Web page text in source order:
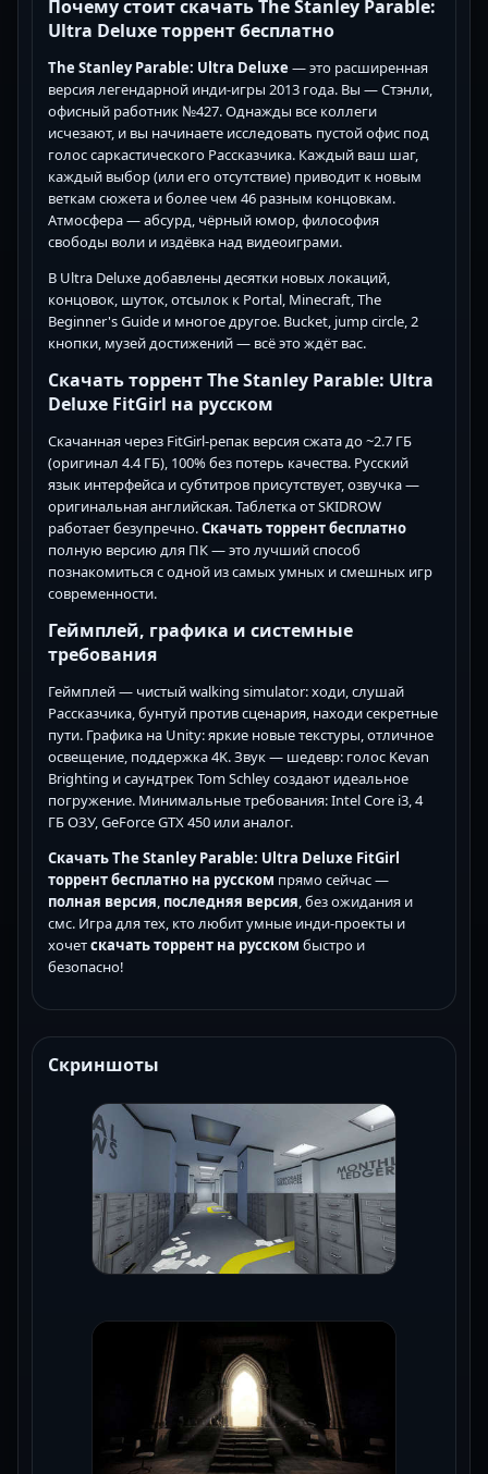
Почему стоит скачать The Stanley Parable:
Ultra Deluxe торрент бесплатно
The Stanley Parable: Ultra Deluxe — это расширенная
версия легендарной инди-игры 2013 года. Вы — Стэнли,
офисный работник №427. Однажды все коллеги
исчезают, и вы начинаете исследовать пустой офис под
голос саркастического Рассказчика. Каждый ваш шаг,
каждый выбор (или его отсутствие) приводит к новым
веткам сюжета и более чем 46 разным концовкам.
Атмосфера — абсурд, чёрный юмор, философия
свободы воли и издёвка над видеоиграми.
В Ultra Deluxe добавлены десятки новых локаций,
концовок, шуток, отсылок к Portal, Minecraft, The
Beginner's Guide и многое другое. Bucket, jump circle, 2
кнопки, музей достижений — всё это ждёт вас.
Скачать торрент The Stanley Parable: Ultra
Deluxe FitGirl на русском
Скачанная через FitGirl-репак версия сжата до ~2.7 ГБ
(оригинал 4.4 ГБ), 100% без потерь качества. Русский
язык интерфейса и субтитров присутствует, озвучка —
оригинальная английская. Таблетка от SKIDROW
работает безупречно.Скачать торрент бесплатно
полную версию для ПК — это лучший способ
познакомиться с одной из самых умных и смешных игр
современности.
Геймплей, графика и системные
требования
Геймплей — чистый walking simulator: ходи, слушай
Рассказчика, бунтуй против сценария, находи секретные
пути. Графика на Unity: яркие новые текстуры, отличное
освещение, поддержка 4K. Звук — шедевр: голос Kevan
Brighting и саундтрек Tom Schley создают идеальное
погружение. Минимальные требования: Intel Core i3, 4
ГБ ОЗУ, GeForce GTX 450 или аналог.
Скачать The Stanley Parable: Ultra Deluxe FitGirl
торрент бесплатно на русском прямо сейчас —
полная версия последняя версия , без ожидания и
смс. Игра для тех, кто любит умные инди-проекты и
хочетскачать торрент на русском быстро и
безопасно!
Скриншоты